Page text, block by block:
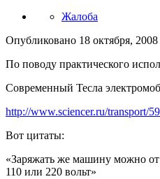
Жалоба
Опубликовано 18 октября, 2008
По поводу практического
Современный Тесла
http://www.sciencer.ru/transport/
Вот цитаты:
«Заряжать же машину можно
110 или 220 вольт»